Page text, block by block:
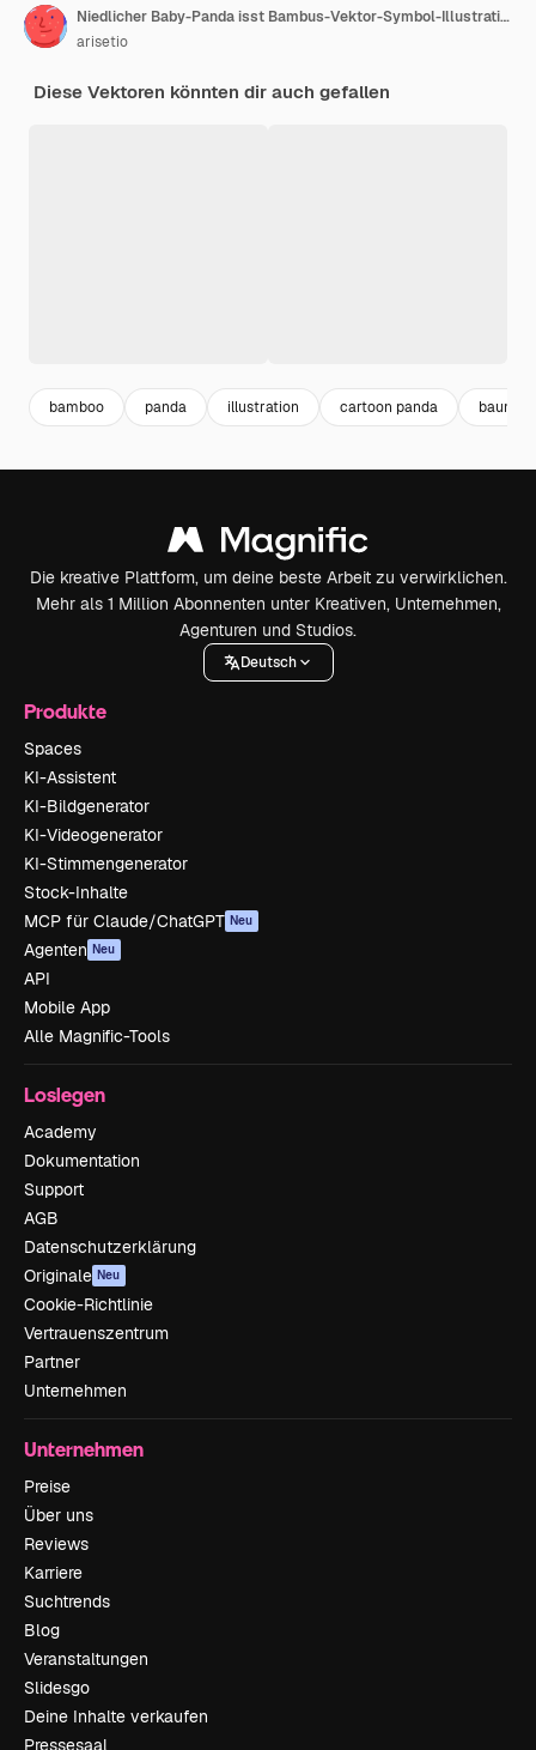
Niedlicher Baby-Panda isst Bambus-Vektor-Symbol-Illustration. Panda-Maskottchen-Cartoon-Figur-Tier-Symbol
arisetio
Diese Vektoren könnten dir auch gefallen
bamboo panda illustration cartoon panda baum
Die kreative Plattform, um deine beste Arbeit zu verwirklichen.
Mehr als 1 Million Abonnenten unter Kreativen, Unternehmen,
Agenturen und Studios.
Deutsch
Produkte
Spaces
KI-Assistent
KI-Bildgenerator
KI-Videogenerator
KI-Stimmengenerator
Stock-Inhalte
MCP für Claude/ChatGPT Neu
Agenten Neu
API
Mobile App
Alle Magnific-Tools
Loslegen
Academy
Dokumentation
Support
AGB
Datenschutzerklärung
Originale Neu
Cookie-Richtlinie
Vertrauenszentrum
Partner
Unternehmen
Unternehmen
Preise
Über uns
Reviews
Karriere
Suchtrends
Blog
Veranstaltungen
Slidesgo
Deine Inhalte verkaufen
Pressesaal